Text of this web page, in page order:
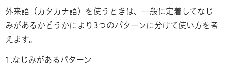
外来語（カタカナ語）を使うときは、一般に定着してなじ
みがあるかどうかにより3つのパターンに分けて使い方を考
えます。
1.なじみがあるパターン